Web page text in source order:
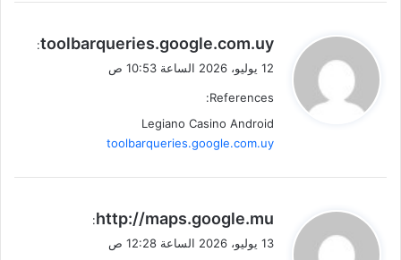
ي
ق
ل
toolbarqueries.google.com.uy
:
12 يوليو، 2026 الساعة 10:53 ص
References:
Legiano Casino Android
toolbarqueries.google.com.uy
ي
ق
http://maps.google.mu
:
13 يوليو، 2026 الساعة 12:28 ص